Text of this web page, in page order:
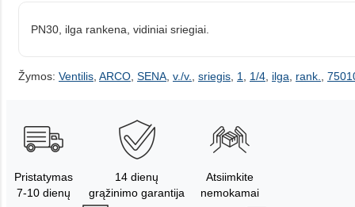
PN30, ilga rankena, vidiniai sriegiai.
Žymos: Ventilis ARCO SENA v./v. sriegis 1 1/4 ilga rank.
Pristatymas
7-10 dienų
14 dienų
grąžinimo garantija
Atsiimkite
nemokamai